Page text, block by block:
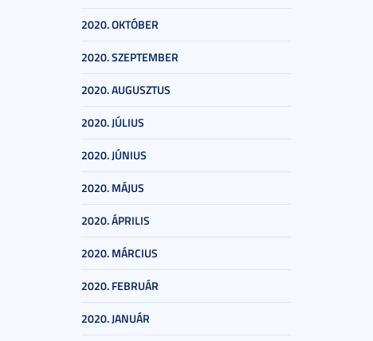
2020. OKTÓBER
2020. SZEPTEMBER
2020. AUGUSZTUS
2020. JÚLIUS
2020. JÚNIUS
2020. MÁJUS
2020. ÁPRILIS
2020. MÁRCIUS
2020. FEBRUÁR
2020. JANUÁR